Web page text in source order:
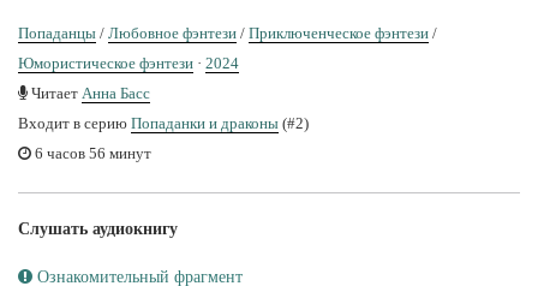
Попаданцы / Любовное фэнтези / Приключенческое фэнтези /
Юмористическое фэнтези · 2024
Читает Анна Басс
Входит в серию Попаданки и драконы (#2)
6 часов 56 минут
Слушать аудиокнигу
Ознакомительный фрагмент